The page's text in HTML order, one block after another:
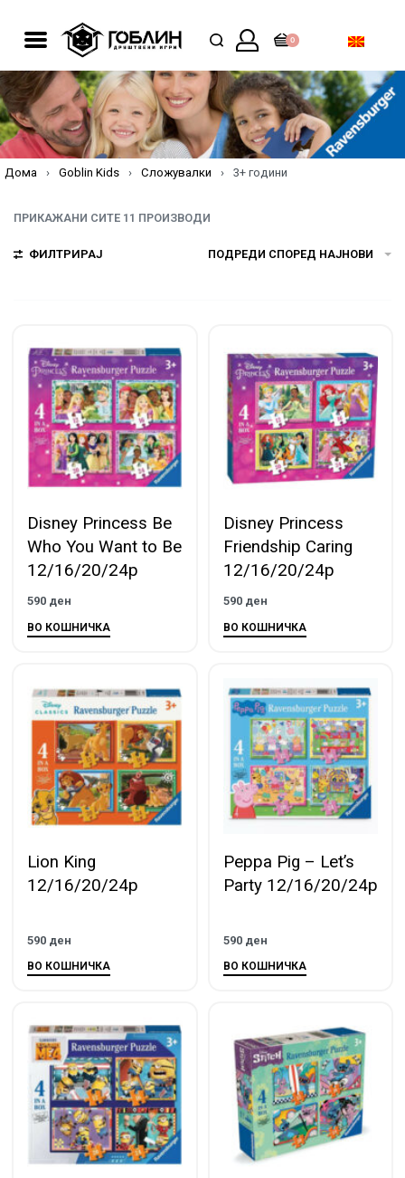
0
Дома › Goblin Kids › Сложувалки › 3+ години
ПРИКАЖАНИ СИТЕ 11 ПРОИЗВОДИ
ФИЛТРИРАЈ ПОДРЕДИ СПОРЕД НАЈНОВИ
Disney Princess Be
Who You Want to Be
12/16/20/24p
590 ден
ВО КОШНИЧКА
Disney Princess
Friendship Caring
12/16/20/24p
590 ден
ВО КОШНИЧКА
Lion King
12/16/20/24p
590 ден
ВО КОШНИЧКА
Peppa Pig – Let’s
Party 12/16/20/24p
590 ден
ВО КОШНИЧКА